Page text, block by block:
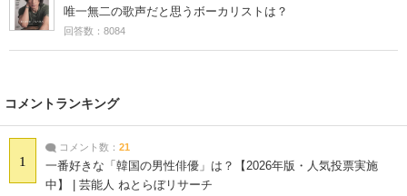
唯一無二の歌声だと思うボーカリストは？
回答数：8084
コメントランキング
1
コメント数： 21
一番好きな「韓国の男性俳優」は？【2026年版・人気投票実施
中】 | 芸能人 ねとらぼリサーチ